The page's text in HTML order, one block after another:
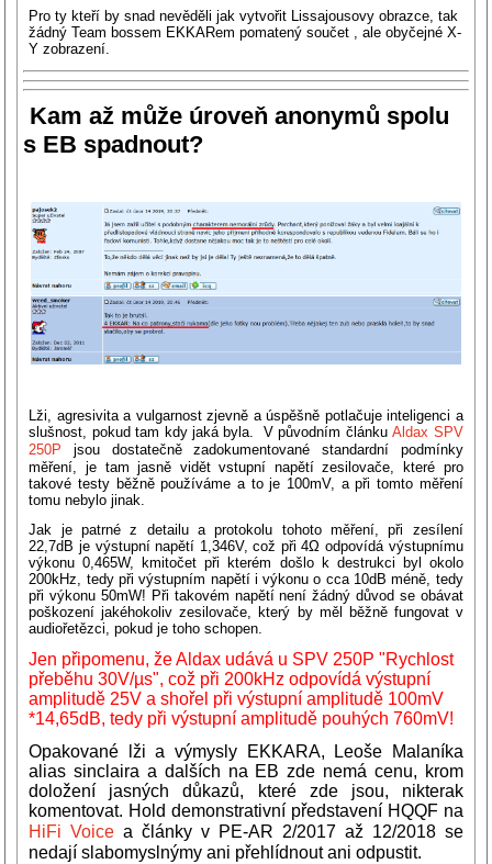
Pro ty kteří by snad nevěděli jak vytvořit Lissajousovy obrazce, tak
žádnýTeam bossem EKKARem pomatený součet , ale obyčejné X-
Y zobrazení.
Kam až může úroveň anonymů spolu
s EB spadnout?
Lži, agresivita a vulgarnost zjevně a úspěšně potlačuje inteligenci a
slušnost, pokud tam kdy jaká byla. V původním článkuAldax SPV
250P jsou dostatečně zadokumentované standardní podmínky
měření, je tam jasně vidět vstupní napětí zesilovače, které pro
takové testy běžně používáme a to je 100mV, a při tomto měření
tomu nebylo jinak.
Jak je patrné z detailu a protokolu tohoto měření, při zesílení
22,7dB je výstupní napětí 1,346V, což při 4Ω odpovídá výstupnímu
výkonu 0,465W, kmitočet při kterém došlo k destrukci byl okolo
200kHz, tedy při výstupním napětí i výkonu o cca 10dB méně, tedy
při výkonu 50mW! Při takovém napětí není žádný důvod se obávat
poškození jakéhokoliv zesilovače, který by měl běžně fungovat v
audiořetězci, pokud je toho schopen.
Jen připomenu, že Aldax udává u SPV 250P "Rychlost
přeběhu 30V/µs", což při 200kHz odpovídá výstupní
amplitudě 25V a shořel při výstupní amplitudě 100mV
*14,65dB, tedy přivýstupní amplitudě pouhých 760mV!
Opakované lži a výmysly EKKARA, Leoše Malaníka
alias sinclaira a dalších na EB zde nemá cenu, krom
doložení jasných důkazů, které zde jsou, nikterak
komentovat. Hold demonstrativní představení HQQF na
HiFi Voice a články v PE-AR 2/2017 až 12/2018 se
nedají slabomyslnýmy ani přehlídnout ani odpustit.